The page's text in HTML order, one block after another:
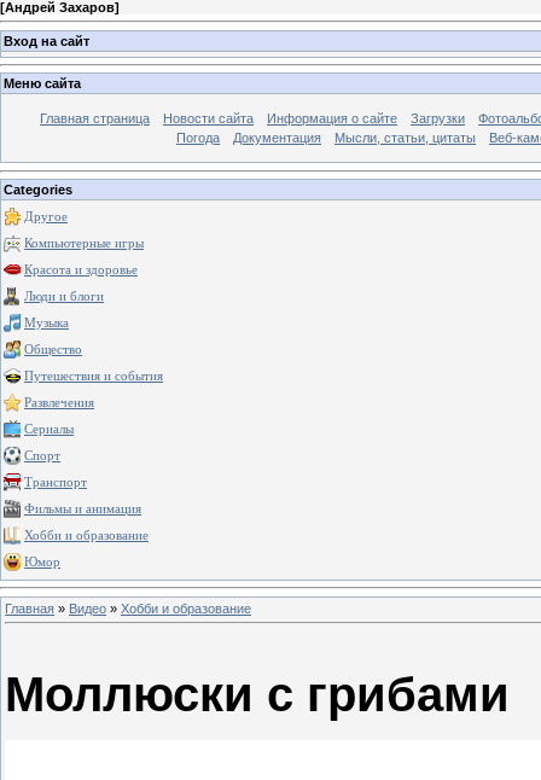
[Андрей Захаров]
Вход на сайт
Меню сайта
Главная страница Новости сайта Информация о сайте Загрузки
Погода
Документация Мысли, статьи, цитаты Веб-
Categories
Другое
Компьютерные игры
Красота и здоровье
Люди и блоги
Музыка
Общество
Путешествия и события
Развлечения
Сериалы
Спорт
Транспорт
Фильмы и анимация
Хобби и образование
Юмор
Главная » Видео » Хобби и образование
Моллюски с грибами